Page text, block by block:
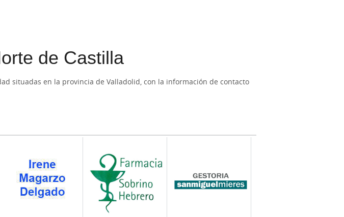
de Castilla
situadas en la provincia de Valladolid, con la información de contacto